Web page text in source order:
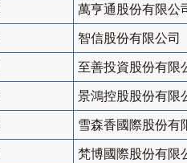
萬亨通股份有限公
智信股份有限公司
至善投資股份有限
景鴻控股股份有限
雪森香國際股份有
梵博國際股份有限